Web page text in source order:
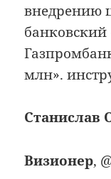
внедрению
банковский
млн».
Станислав
Визионер,